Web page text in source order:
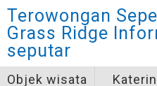
Terowongan
Grass Ridge
seputar
Objek wisata